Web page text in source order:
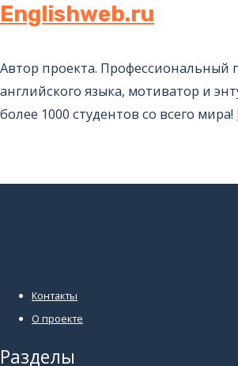
Englishweb.ru
Автор проекта. Профессиональный
английского языка, мотиватор и
более 1000 студентов со всего мира!
Контакты
О проекте
Разделы